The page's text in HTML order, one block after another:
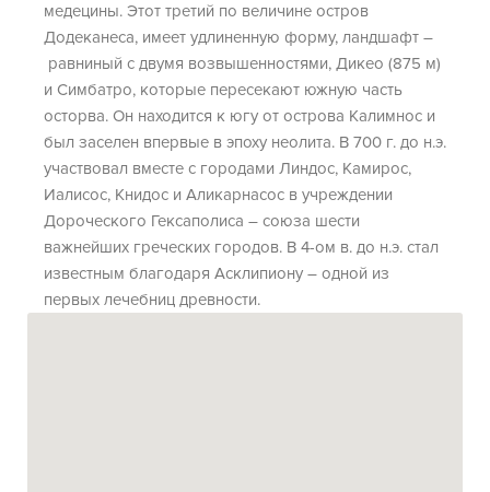
медецины. Этот третий по величине остров
Додеканеса, имеет удлиненную форму, ландшафт –
равниный с двумя возвышенностями, Дикео (875 м)
и Симбатро, которые пересекают южную часть
осторва. Он находится к югу от острова Калимнос и
был заселен впервые в эпоху неолита. В 700 г. до н.э.
участвовал вместе с городами Линдос, Камирос,
Иалисос, Книдос и Аликарнасос в учреждении
Дороческого Гексаполиса – союза шести
важнейших греческих городов. В 4-ом в. до н.э. стал
известным благодаря Асклипиону – одной из
первых лечебниц древности.